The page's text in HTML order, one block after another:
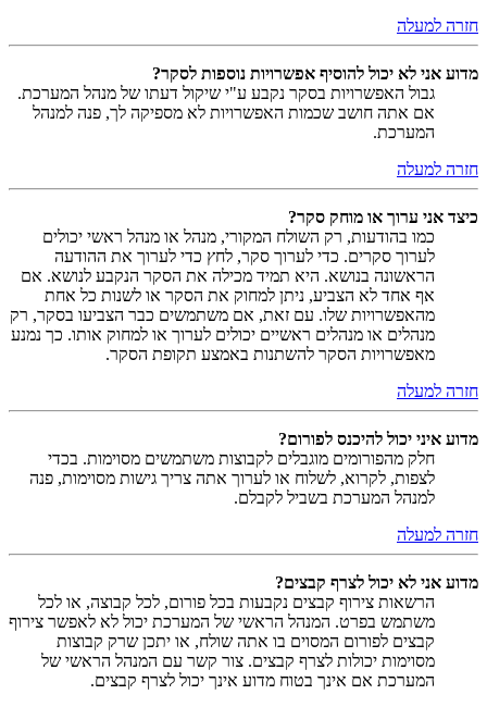
חזרה למעלה
מדוע אני לא יכול להוסיף אפשרויות נוספות לסקר?
גבול האפשרויות בסקר נקבע ע"י שיקול דעתו של מנהל המערכת.
אם אתה חושב שכמות האפשרויות לא מספיקה לך, פנה למנהל
המערכת.
חזרה למעלה
כיצד אני ערוך או מוחק סקר?
כמו בהודעות, רק השולח המקורי, מנהל או מנהל ראשי יכולים
לערוך סקרים. כדי לערוך סקר, לחץ כדי לערוך את ההודעה
הראשונה בנושא. היא תמיד מכילה את הסקר הנקבע לנושא. אם
אף אחד לא הצביע, ניתן למחוק את הסקר או לשנות כל אחת
מהאפשרויות שלו. עם זאת, אם משתמשים כבר הצביעו בסקר, רק
מנהלים או מנהלים ראשיים יכולים לערוך או למחוק אותו. כך נמנע
מאפשרויות הסקר להשתנות באמצע תקופת הסקר.
חזרה למעלה
מדוע איני יכול להיכנס לפורום?
חלק מהפורומים מוגבלים לקבוצות משתמשים מסוימות. בכדי
לצפות, לקרוא, לשלוח או לערוך אתה צריך גישות מסוימות, פנה
למנהל המערכת בשביל לקבלם.
חזרה למעלה
מדוע אני לא יכול לצרף קבצים?
הרשאות צירוף קבצים נקבעות בכל פורום, לכל קבוצה, או לכל
משתמש בפרט. המנהל הראשי של המערכת יכול לא לאפשר צירוף
קבצים לפורום המסוים בו אתה שולח, או יתכן שרק קבוצות
מסוימות יכולות לצרף קבצים. צור קשר עם המנהל הראשי של
המערכת אם אינך בטוח מדוע אינך יכול לצרף קבצים.